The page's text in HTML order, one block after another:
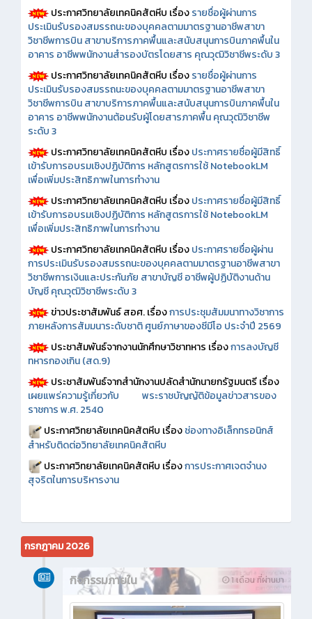
ประกาศวิทยาลัยเทคนิคสัตหีบ เรื่องรายชื่อผู้ผ่านการ
ประเมินรับรองสมรรถนะของบุคคลตามมาตรฐานอาชีพสาขา
วิชาชีพการบิน สาขาบริการภาคพื้นและสนับสนุนการบินภาคพื้นใน
อาคาร อาชีพพนักงานสำรองบัตรโดยสาร คุณวุฒิวิชาชีพระดับ 3
ประกาศวิทยาลัยเทคนิคสัตหีบ เรื่องรายชื่อผู้ผ่านการ
ประเมินรับรองสมรรถนะของบุคคลตามมาตรฐานอาชีพสาขา
วิชาชีพการบิน สาขาบริการภาคพื้นและสนับสนุนการบินภาคพื้นใน
อาคาร อาชีพพนักงานต้อนรับผู้โดยสารภาคพื้น คุณวุฒิวิชาชีพ
ระดับ 3
ประกาศวิทยาลัยเทคนิคสัตหีบ เรื่องประกาศรายชื่อผู้มีสิทธิ์
เข้ารับการอบรมเชิงปฏิบัติการ หลักสูตรการใช้ NotebookLM
เพื่อเพิ่มประสิทธิภาพในการทำงาน
ประกาศวิทยาลัยเทคนิคสัตหีบ เรื่องประกาศรายชื่อผู้มีสิทธิ์
เข้ารับการอบรมเชิงปฏิบัติการ หลักสูตรการใช้ NotebookLM
เพื่อเพิ่มประสิทธิภาพในการทำงาน
ประกาศวิทยาลัยเทคนิคสัตหีบ เรื่องประกาศรายชื่อผู้ผ่าน
การประเมินรับรองสมรรถนะของบุคคลตามมาตรฐานอาชีพสาขา
วิชาชีพการเงินและประกันภัย สาขาบัญชี อาชีพผู้ปฏิบัติงานด้าน
บัญชี คุณวุฒิวิชาชีพระดับ 3
ข่าวประชาสัมพันธ์ สอศ.เรื่องการประชุมสัมมนาทางวิชาการ
ภายหลังการสัมมนาระดับชาติ ศูนย์ภาษาของซีมีโอ ประจำปี 2569
ประชาสัมพันธ์จากงานนักศึกษาวิชาทหาร เรื่องการลงบัญชี
ทหารกองเกิน (สด.9)
ประชาสัมพันธ์จากสำนักงานปลัดสำนักนายกรัฐมนตรี เรื่อง
เผยแพร่ความรู้เกี่ยวกับ พระราชบัญญัติข้อมูลข่าวสารของ
ราชการ พ.ศ. 2540
ประกาศวิทยาลัยเทคนิคสัตหีบ เรื่องช่องทางอิเล็กทรอนิกส์
สำหรับติดต่อวิทยาลัยเทคนิคสัตหีบ
ประกาศวิทยาลัยเทคนิคสัตหีบ เรื่องการประกาศเจตจำนง
สุจริตในการบริหารงาน
กรกฎาคม 2026
1 เดือน ที่ผ่านมา
กิจกรรมภายใน